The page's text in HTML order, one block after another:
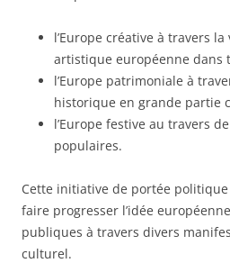
l’Europe créative à travers
artistique européenne dans
l’Europe patrimoniale à
historique en grande partie
l’Europe festive au travers
populaires.
Cette initiative de portée
faire progresser l’idée
publiques à travers divers
culturel.